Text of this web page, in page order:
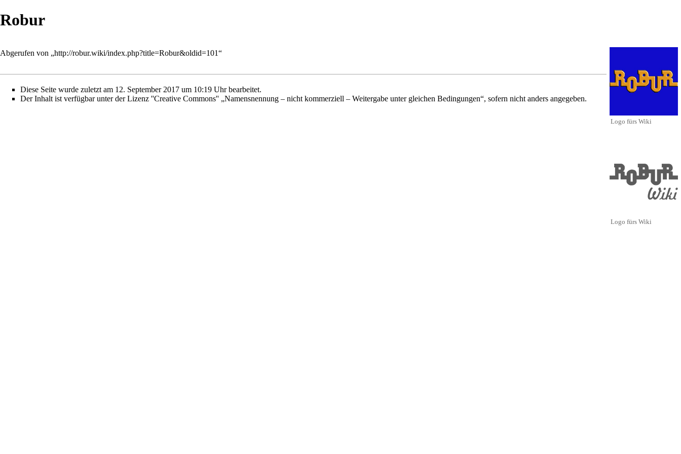
Robur
Logo fürs Wiki
Logo fürs Wiki
Abgerufen von „http://robur.wiki/index.php?title=Robur&oldid=101“
Diese Seite wurde zuletzt am 12. September 2017 um 10:19 Uhr bearbeitet.
Der Inhalt ist verfügbar unter der Lizenz ''Creative Commons'' „Namensnennung – nicht kommerziell – Weitergabe unter gleichen Bedingungen“, sofern nicht anders angegeben.